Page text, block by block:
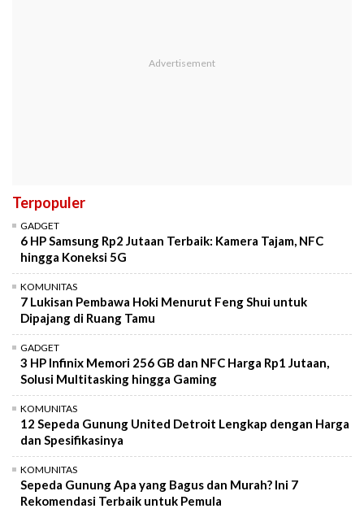
Terpopuler
GADGET
6 HP Samsung Rp2 Jutaan Terbaik: Kamera Tajam, NFC
hingga Koneksi 5G
KOMUNITAS
7 Lukisan Pembawa Hoki Menurut Feng Shui untuk
Dipajang di Ruang Tamu
GADGET
3 HP Infinix Memori 256 GB dan NFC Harga Rp1 Jutaan,
Solusi Multitasking hingga Gaming
KOMUNITAS
12 Sepeda Gunung United Detroit Lengkap dengan Harga
dan Spesifikasinya
KOMUNITAS
Sepeda Gunung Apa yang Bagus dan Murah? Ini 7
Rekomendasi Terbaik untuk Pemula